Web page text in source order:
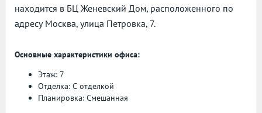
находится в БЦ Женевский Дом, расположенного по
адресу Москва, улица Петровка, 7.
Основные характеристики офиса:
Этаж: 7
Отделка: С отделкой
Планировка: Смешанная